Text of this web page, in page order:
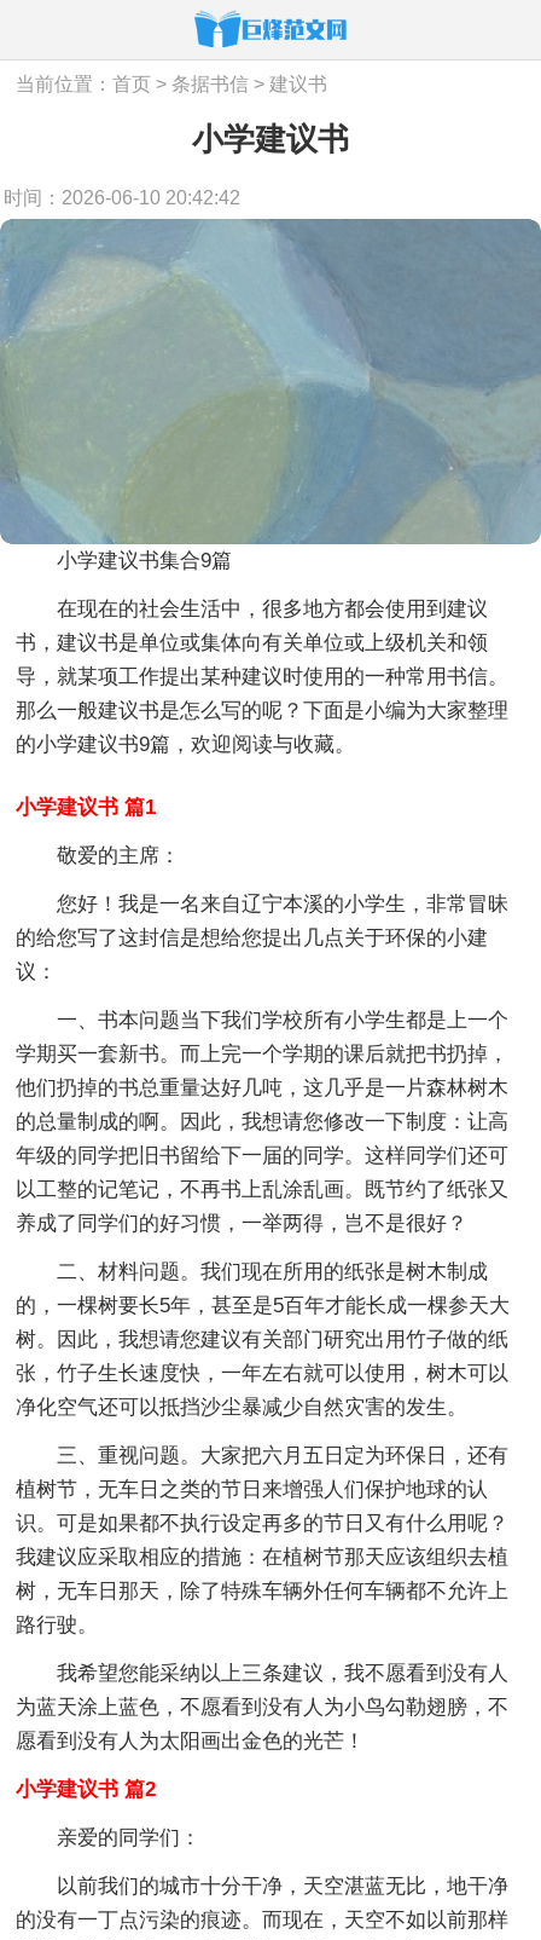
当前位置：首页 >条据书信 > 建议书
小学建议书
时间：2026-06-10 20:42:42
小学建议书集合9篇
在现在的社会生活中，很多地方都会使用到建议
书，建议书是单位或集体向有关单位或上级机关和领
导，就某项工作提出某种建议时使用的一种常用书信。
那么一般建议书是怎么写的呢？下面是小编为大家整理
的小学建议书9篇，欢迎阅读与收藏。
小学建议书 篇1
敬爱的主席：
您好！我是一名来自辽宁本溪的小学生，非常冒昧
的给您写了这封信是想给您提出几点关于环保的小建
议：
一、书本问题当下我们学校所有小学生都是上一个
学期买一套新书。而上完一个学期的课后就把书扔掉，
他们扔掉的书总重量达好几吨，这几乎是一片森林树木
的总量制成的啊。因此，我想请您修改一下制度：让高
年级的同学把旧书留给下一届的同学。这样同学们还可
以工整的记笔记，不再书上乱涂乱画。既节约了纸张又
养成了同学们的好习惯，一举两得，岂不是很好？
二、材料问题。我们现在所用的纸张是树木制成
的，一棵树要长5年，甚至是5百年才能长成一棵参天大
树。因此，我想请您建议有关部门研究出用竹子做的纸
张，竹子生长速度快，一年左右就可以使用，树木可以
净化空气还可以抵挡沙尘暴减少自然灾害的发生。
三、重视问题。大家把六月五日定为环保日，还有
植树节，无车日之类的节日来增强人们保护地球的认
识。可是如果都不执行设定再多的节日又有什么用呢？
我建议应采取相应的措施：在植树节那天应该组织去植
树，无车日那天，除了特殊车辆外任何车辆都不允许上
路行驶。
我希望您能采纳以上三条建议，我不愿看到没有人
为蓝天涂上蓝色，不愿看到没有人为小鸟勾勒翅膀，不
愿看到没有人为太阳画出金色的光芒！
小学建议书 篇2
亲爱的同学们：
以前我们的城市十分干净，天空湛蓝无比，地干净
的没有一丁点污染的痕迹。而现在，天空不如以前那样